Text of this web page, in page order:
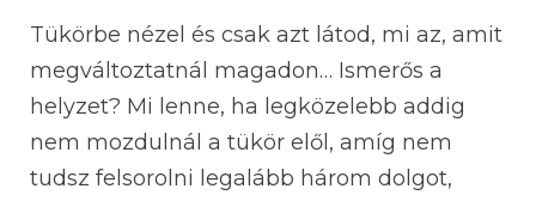
Tükörbe nézel és csak azt látod, mi az, amit
megváltoztatnál magadon… Ismerős a
helyzet? Mi lenne, ha legközelebb addig
nem mozdulnál a tükör elől, amíg nem
tudsz felsorolni legalább három dolgot,